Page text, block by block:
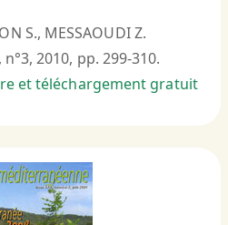
S., MESSAOUDI Z.
n°3, 2010, pp. 299-310.
et téléchargement gratuit